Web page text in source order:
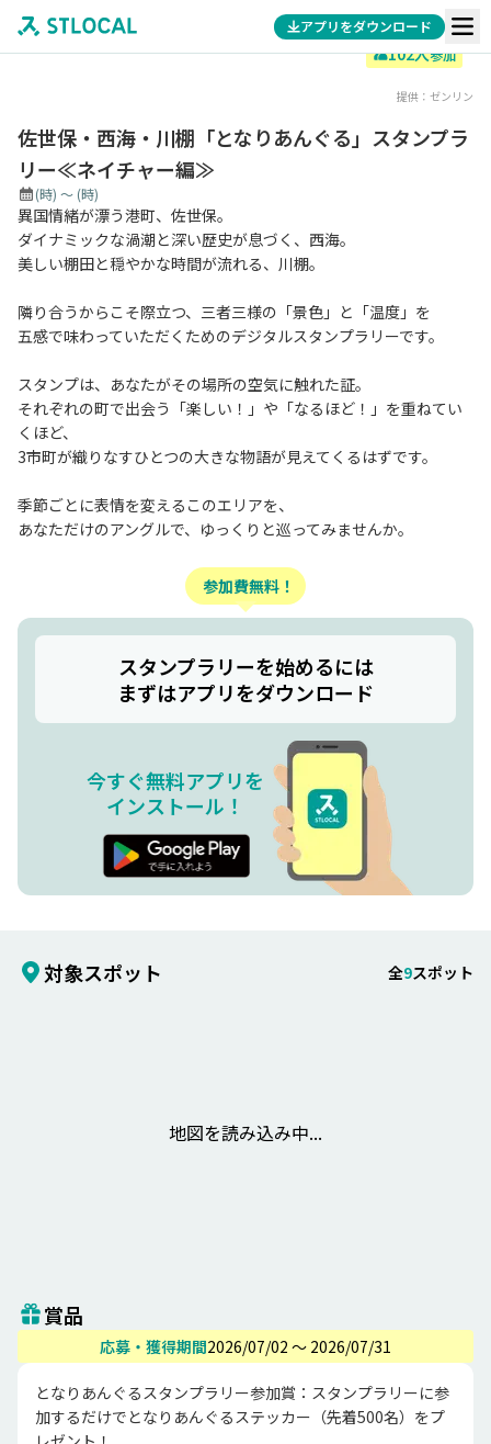
アプリをダウンロード
102人参加
提供： ゼンリン
佐世保・西海・川棚「となりあんぐる」スタンプラ
リー≪ネイチャー編≫
(時) ～ (時)
異国情緒が漂う港町、佐世保。
ダイナミックな渦潮と深い歴史が息づく、西海。
美しい棚田と穏やかな時間が流れる、川棚。
隣り合うからこそ際立つ、三者三様の「景色」と「温度」を
五感で味わっていただくためのデジタルスタンプラリーです。
スタンプは、あなたがその場所の空気に触れた証。
それぞれの町で出会う「楽しい！」や「なるほど！」を重ねてい
くほど、
3市町が織りなすひとつの大きな物語が見えてくるはずです。
季節ごとに表情を変えるこのエリアを、
あなただけのアングルで、ゆっくりと巡ってみませんか。
参加費無料！
スタンプラリーを始めるには
まずはアプリをダウンロード
今すぐ無料アプリを
インストール！
対象スポット 全9スポット
地図を読み込み中...
賞品
応募・獲得期間2026/07/02 〜 2026/07/31
となりあんぐるスタンプラリー参加賞：スタンプラリーに参
加するだけでとなりあんぐるステッカー（先着500名）をプ